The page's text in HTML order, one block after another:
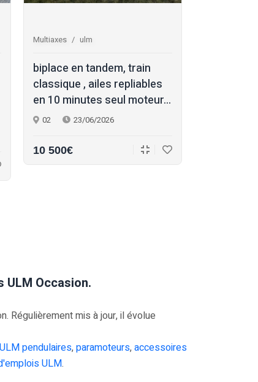
Multiaxes ulm
biplace en tandem, train
classique , ailes repliables
en 10 minutes seul moteur...
02 23/06/2026
10 500€
Occasion.
Régulièrement mis à jour, il évolue
ULM pendulaires,paramoteurs,accessoires
ULM.